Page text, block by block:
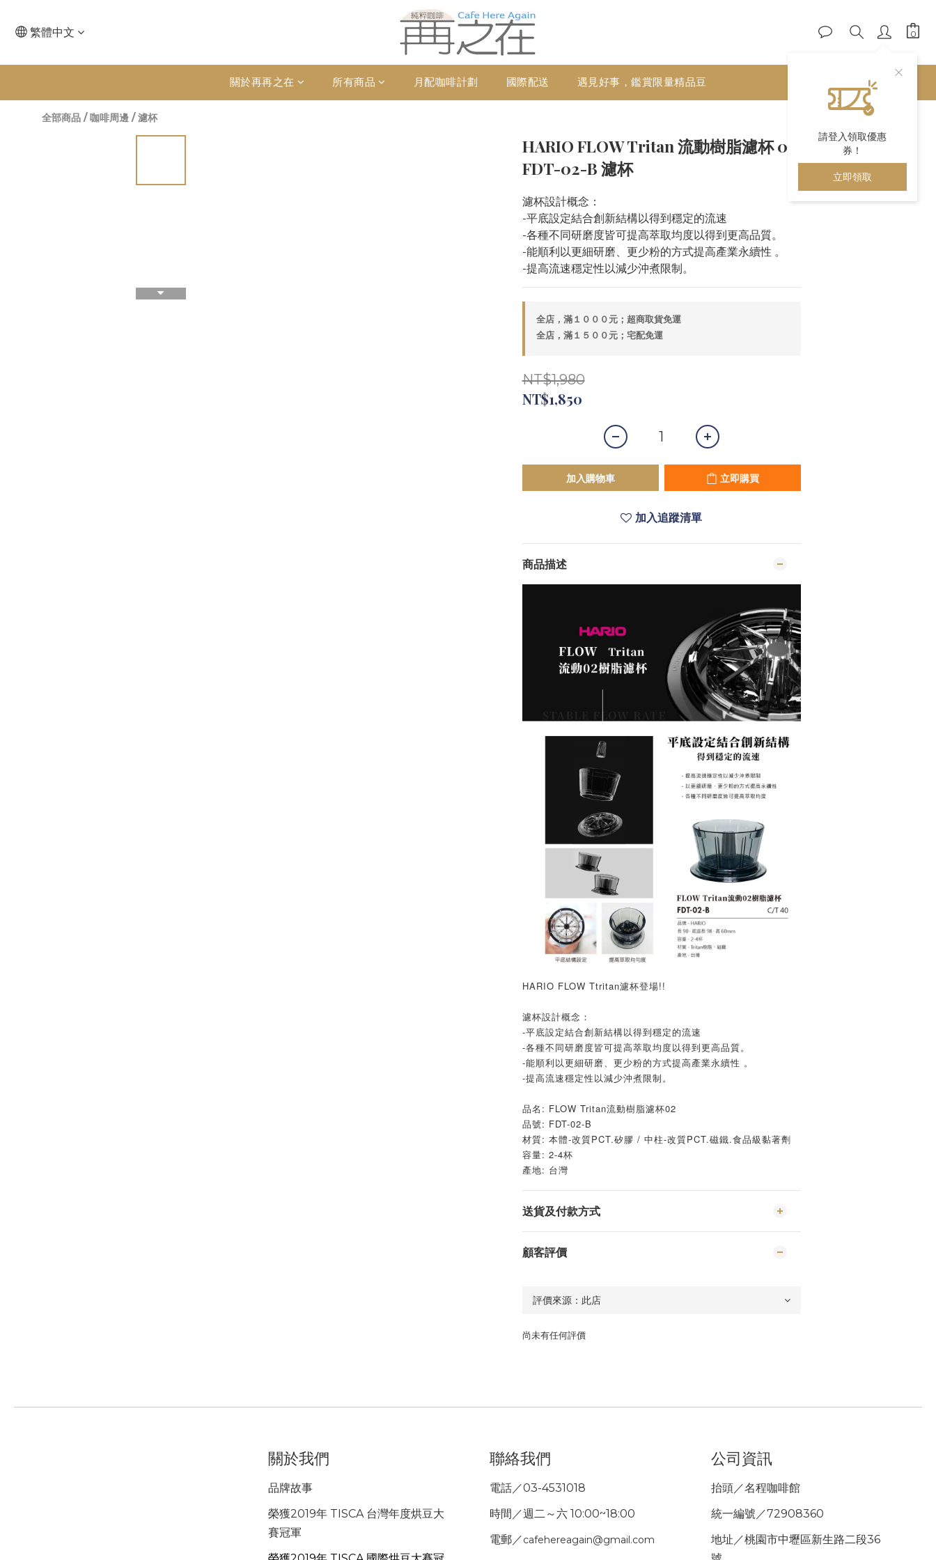
繁體中文
請登入領取優惠
券！
立即領取
關於再再之在 所有商品 月配咖啡計劃 國際配送 遇見好事，鑑賞限量精品豆
全部商品 /咖啡周邊 /濾杯
HARIO FLOW Tritan 流動樹脂濾杯 02
FDT-02-B 濾杯
濾杯設計概念：
-平底設定結合創新結構以得到穩定的流速
-各種不同研磨度皆可提高萃取均度以得到更高品質。
-能順利以更細研磨、更少粉的方式提高產業永續性 。
-提高流速穩定性以減少沖煮限制。
全店，滿１０００元；超商取貨免運
全店，滿１５００元；宅配免運
NT$1,980
NT$1,850
加入購物車 立即購買
加入追蹤清單
商品描述
HARIO FLOW Ttritan濾杯登場!!
濾杯設計概念：
-平底設定結合創新結構以得到穩定的流速
-各種不同研磨度皆可提高萃取均度以得到更高品質。
-能順利以更細研磨、更少粉的方式提高產業永續性 。
-提高流速穩定性以減少沖煮限制。
品名: FLOW Tritan流動樹脂濾杯02
品號: FDT-02-B
材質: 本體-改質PCT.矽膠 / 中柱-改質PCT.磁鐵.食品級黏著劑
容量: 2-4杯
產地: 台灣
送貨及付款方式
顧客評價
尚未有任何評價
關於我們
品牌故事
榮獲2019年 TISCA 台灣年度烘豆大
賽冠軍
聯絡我們
電話／03-4531018
時間／週二～六 10:00~18:00
電郵／cafehereagain@gmail.com
公司資訊
抬頭／名程咖啡館
統一編號／72908360
地址／桃園市中壢區新生路二段36